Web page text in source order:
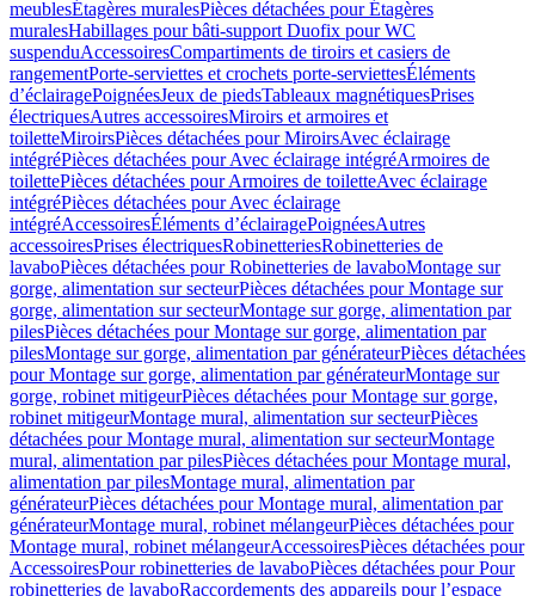
meublesÉtagères muralesPièces détachées pour Étagères
muralesHabillages pour bâti-support Duofix pour WC
suspenduAccessoiresCompartiments de tiroirs et casiers de
rangementPorte-serviettes et crochets porte-serviettesÉléments
d’éclairagePoignéesJeux de piedsTableaux magnétiquesPrises
électriquesAutres accessoiresMiroirs et armoires et
toiletteMiroirsPièces détachées pour MiroirsAvec éclairage
intégréPièces détachées pour Avec éclairage intégréArmoires de
toilettePièces détachées pour Armoires de toiletteAvec éclairage
intégréPièces détachées pour Avec éclairage
intégréAccessoiresÉléments d’éclairagePoignéesAutres
accessoiresPrises électriquesRobinetteriesRobinetteries de
lavaboPièces détachées pour Robinetteries de lavaboMontage sur
gorge, alimentation sur secteurPièces détachées pour Montage sur
gorge, alimentation sur secteurMontage sur gorge, alimentation par
pilesPièces détachées pour Montage sur gorge, alimentation par
pilesMontage sur gorge, alimentation par générateurPièces détachées
pour Montage sur gorge, alimentation par générateurMontage sur
gorge, robinet mitigeurPièces détachées pour Montage sur gorge,
robinet mitigeurMontage mural, alimentation sur secteurPièces
détachées pour Montage mural, alimentation sur secteurMontage
mural, alimentation par pilesPièces détachées pour Montage mural,
alimentation par pilesMontage mural, alimentation par
générateurPièces détachées pour Montage mural, alimentation par
générateurMontage mural, robinet mélangeurPièces détachées pour
Montage mural, robinet mélangeurAccessoiresPièces détachées pour
AccessoiresPour robinetteries de lavaboPièces détachées pour Pour
robinetteries de lavaboRaccordements des appareils pour l’espace